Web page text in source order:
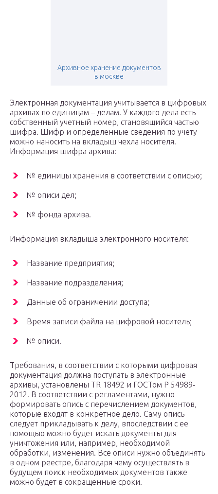
Архивное хранение документов
в москве
Электронная документация учитывается в цифровых
архивах по единицам – делам. У каждого дела есть
собственный учетный номер, становящийся частью
шифра. Шифр и определенные сведения по учету
можно наносить на вкладыш чехла носителя.
Информация шифра архива:
№ единицы хранения в соответствии с описью;
№ описи дел;
№ фонда архива.
Информация вкладыша электронного носителя:
Название предприятия;
Название подразделения;
Данные об ограничении доступа;
Время записи файла на цифровой носитель;
№ описи.
Требования, в соответствии с которыми цифровая
документация должна поступать в электронные
архивы, установлены TR 18492 и ГОСТом Р 54989-
2012. В соответствии с регламентами, нужно
формировать опись с перечислением документов,
которые входят в конкретное дело. Саму опись
следует прикладывать к делу, впоследствии с ее
помощью можно будет искать документы для
уничтожения или, например, необходимой
обработки, изменения. Все описи нужно объединять
в одном реестре, благодаря чему осуществлять в
будущем поиск необходимых документов также
можно будет в сокращенные сроки.